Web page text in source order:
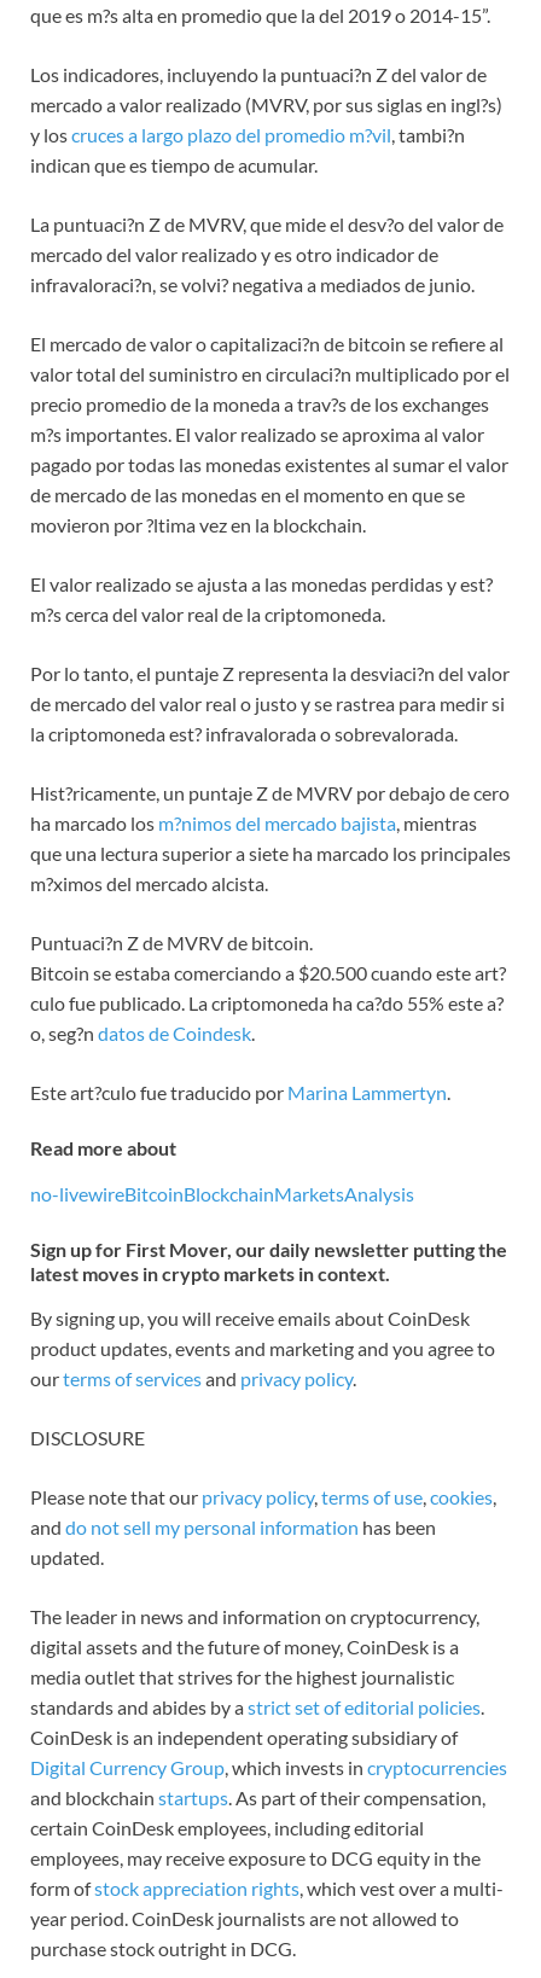
que es m?s alta en promedio que la del 2019 o 2014-15”.
Los indicadores, incluyendo la puntuaci?n Z del valor de
mercado a valor realizado (MVRV, por sus siglas en ingl?s)
y loscruces a largo plazo del promedio m?vil, tambi?n
indican que es tiempo de acumular.
La puntuaci?n Z de MVRV, que mide el desv?o del valor de
mercado del valor realizado y es otro indicador de
infravaloraci?n, se volvi? negativa a mediados de junio.
El mercado de valor o capitalizaci?n de bitcoin se refiere al
valor total del suministro en circulaci?n multiplicado por el
precio promedio de la moneda a trav?s de los exchanges
m?s importantes. El valor realizado se aproxima al valor
pagado por todas las monedas existentes al sumar el valor
de mercado de las monedas en el momento en que se
movieron por ?ltima vez en la blockchain.
El valor realizado se ajusta a las monedas perdidas y est?
m?s cerca del valor real de la criptomoneda.
Por lo tanto, el puntaje Z representa la desviaci?n del valor
de mercado del valor real o justo y se rastrea para medir si
la criptomoneda est? infravalorada o sobrevalorada.
Hist?ricamente, un puntaje Z de MVRV por debajo de cero
ha marcado los m?nimos del mercado bajista, mientras
que una lectura superior a siete ha marcado los principales
m?ximos del mercado alcista.
Puntuaci?n Z de MVRV de bitcoin.
Bitcoin se estaba comerciando a $20.500 cuando este art?
culo fue publicado. La criptomoneda ha ca?do 55% este a?
o, seg?n datos de Coindesk.
Este art?culo fue traducido por Marina Lammertyn.
Read more about
no-livewireBitcoinBlockchainMarketsAnalysis
Sign up for First Mover, our daily newsletter putting the
latest moves in crypto markets in context.
By signing up, you will receive emails about CoinDesk
product updates, events and marketing and you agree to
ourterms of servicesand privacy policy.
DISCLOSURE
Please note that our privacy policy,terms of use,cookies,
and do not sell my personal information has been
updated.
The leader in news and information on cryptocurrency,
digital assets and the future of money, CoinDesk is a
media outlet that strives for the highest journalistic
standards and abides by astrict set of editorial policies.
CoinDesk is an independent operating subsidiary of
Digital Currency Group, which invests in cryptocurrencies
and blockchain startups. As part of their compensation,
certain CoinDesk employees, including editorial
employees, may receive exposure to DCG equity in the
form ofstock appreciation rights, which vest over a multi-
year period. CoinDesk journalists are not allowed to
purchase stock outright in DCG.